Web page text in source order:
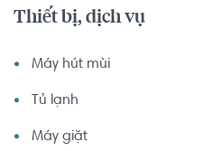
Thiết bị, dịch vụ
Máy hút mùi
Tủ lạnh
Máy giặt